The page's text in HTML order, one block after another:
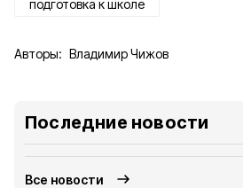
подготовка к школе
Авторы: Владимир Чижов
Последние новости
Все новости